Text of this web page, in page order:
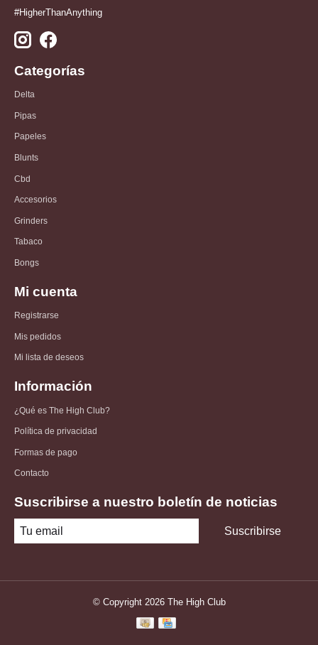
#HigherThanAnything
Categorías
Delta
Pipas
Papeles
Blunts
Cbd
Accesorios
Grinders
Tabaco
Bongs
Mi cuenta
Registrarse
Mis pedidos
Mi lista de deseos
Información
¿Qué es The High Club?
Política de privacidad
Formas de pago
Contacto
Suscribirse a nuestro boletín de noticias
Suscribirse
© Copyright 2026 The High Club